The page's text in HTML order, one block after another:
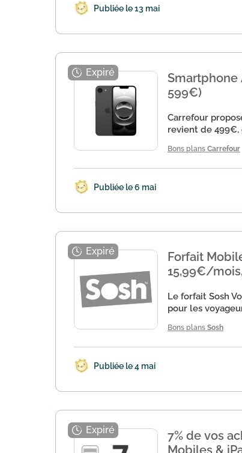
Publiée le 13 mai
Smartphone
599€)
Carrefour
revient de 499€,
Bons plans Carrefour
Publiée le 6 mai
Forfait
15,99€/
Le forfait Sosh
pour les
Bons plans Sosh
Publiée le 4 mai
7% de vos
Mobiles &